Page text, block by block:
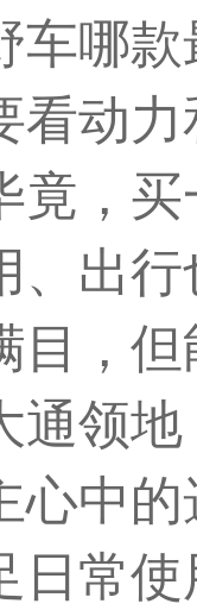
车哪款
看动
竟，
、出
目，
通领
心中的
日常